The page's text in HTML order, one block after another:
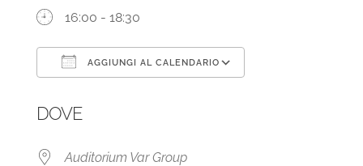
16:00 - 18:30
AGGIUNGI AL CALENDARIO
DOVE
Auditorium Var Group